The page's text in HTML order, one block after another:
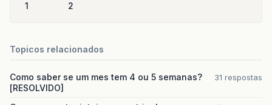
1 2
Topicos relacionados
Como saber se um mes tem 4 ou 5 semanas?
[RESOLVIDO]
31 respostas